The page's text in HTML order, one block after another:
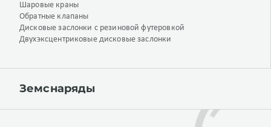
Шаровые краны
Обратные клапаны
Дисковые заслонки с резиновой футеровкой
Двухэксцентриковые дисковые заслонки
Земснаряды